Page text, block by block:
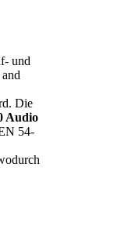
und
Die
Audio
54-